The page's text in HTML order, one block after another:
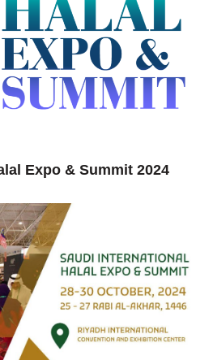
Expo & Summit 2024